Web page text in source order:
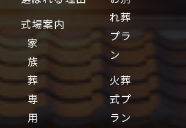
式場案内
家
族
葬
専
用
れ葬
プラ
ン
火葬
式プ
ラン